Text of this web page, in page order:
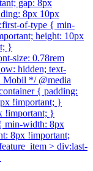
gap: 8px
8px 10px
of-type { min-
height: 10px
}
size: 0.78rem
hidden; text-
*/ @media
{ padding:
!important; }
!important; }
min-width: 8px
8px !important;
> div:last-